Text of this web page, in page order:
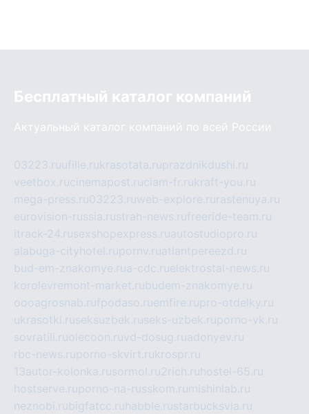
Бесплатный каталог компаний
Актуальный каталог компаний по всей России
03223.ruufille.rukrasotata.ruprazdnikdushi.ru
veetbox.rucinemapost.ruciam-fr.rukraft-you.ru
mega-press.ru03223.ruweb-explore.ru rastenuya.ru
eurovision-russia.rustrah-news.rufreeride-team.ru
itrack-24.rusexshopexpress.ruautostudiopro.ru
alabuga-cityhotel.rupornv.ruatlantpereezd.ru
bud-em-znakomye.rua-cdc.ruelektrostal-news.ru
korolevremont-market.rubudem-znakomye.ru
oooagrosnab.rufpodaso.ruemfire.rupro-otdelky.ru
ukrasotki.ruseksuzbek.ruseks-uzbek.ruporno-vk.ru
sovratili.ruolecoon.ruvd-dosug.ruadonyev.ru
rbc-news.ruporno-skvirt.rukrospr.ru
13autor-kolonka.rusormol.ru2rich.ru hostel-65.ru
hostserve.ruporno-na-russkom.ru mishinlab.ru
neznobi.rubigfatcc.ru habble.rustarbucksvia.ru